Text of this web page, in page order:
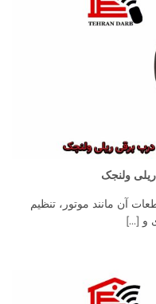
موتور، تنظیم